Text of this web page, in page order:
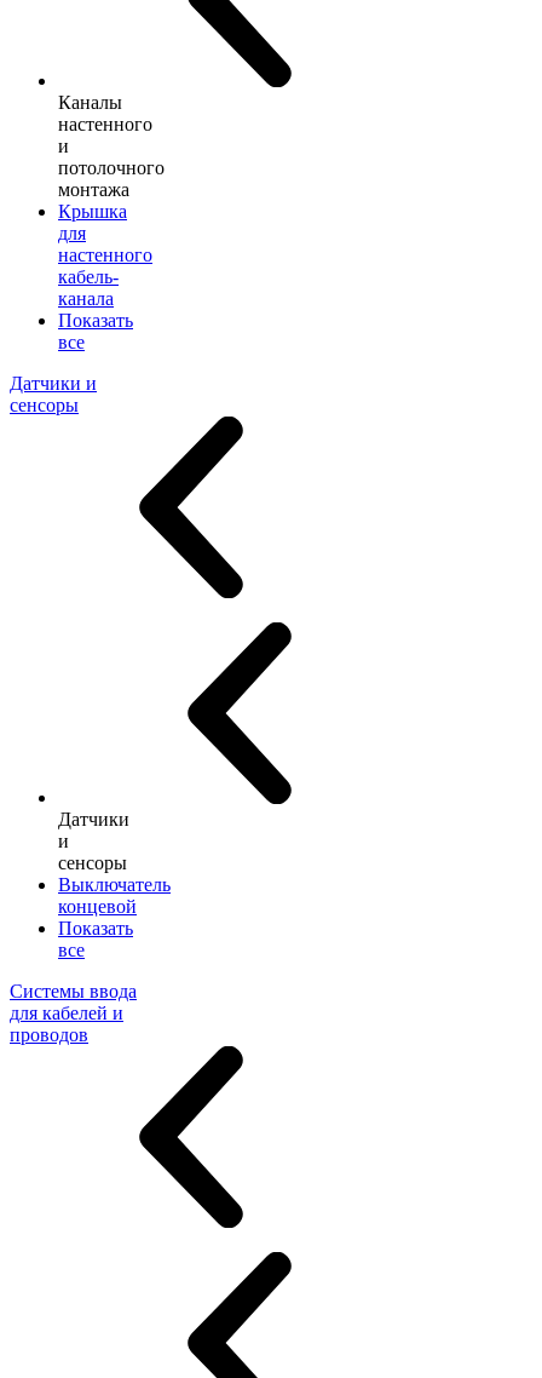
Каналы
настенного
и
потолочного
монтажа
Крышка
для
настенного
кабель-
канала
Показать
все
Датчики и
сенсоры
Датчики
и
сенсоры
Выключатель
концевой
Показать
все
Системы ввода
для кабелей и
проводов